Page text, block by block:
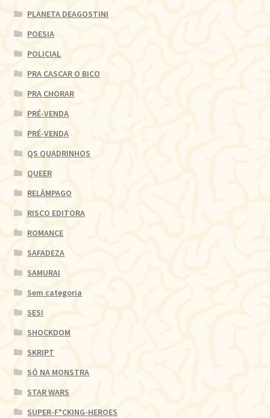
PLANETA DEAGOSTINI
POESIA
POLICIAL
PRA CASCAR O BICO
PRA CHORAR
PRÉ-VENDA
PRÉ-VENDA
QS QUADRINHOS
QUEER
RELÂMPAGO
RISCO EDITORA
ROMANCE
SAFADEZA
SAMURAI
Sem categoria
SESI
SHOCKDOM
SKRIPT
SÓ NA MONSTRA
STAR WARS
SUPER-F*CKING-HEROES